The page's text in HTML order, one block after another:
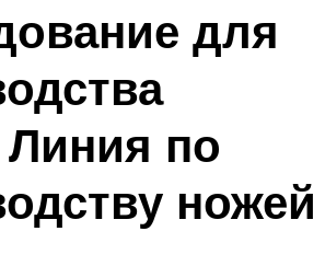
для
по
ножей